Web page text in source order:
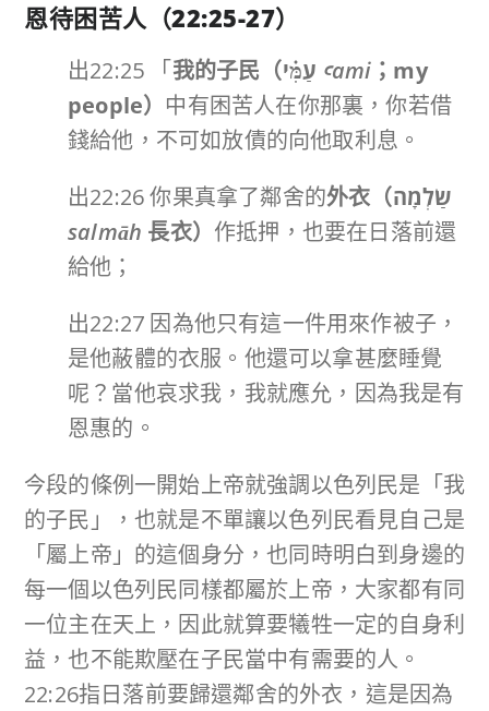
恩待困苦人（22:25-27）
出22:25 「我的子民（עַמִּ֗י ꜥami ； my
people） 中有困苦人在你那裏，你若借
錢給他，不可如放債的向他取利息。
出22:26 你果真拿了鄰舍的外衣（שַׂלְמָה
salmāh 長衣） 作抵押，也要在日落前還
給他；
出22:27 因為他只有這一件用來作被子，
是他蔽體的衣服。他還可以拿甚麼睡覺
呢？當他哀求我，我就應允，因為我是有
恩惠的。
今段的條例一開始上帝就強調以色列民是「我
的子民」，也就是不單讓以色列民看見自己是
「屬上帝」的這個身分，也同時明白到身邊的
每一個以色列民同樣都屬於上帝，大家都有同
一位主在天上，因此就算要犧牲一定的自身利
益，也不能欺壓在子民當中有需要的人。
22:26指日落前要歸還鄰舍的外衣，這是因為